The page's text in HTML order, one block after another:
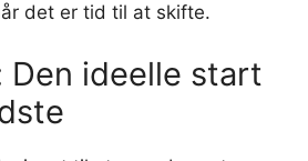
det er tid til at skifte.
Den ideelle start